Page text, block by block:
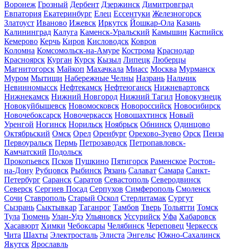
Воронеж Грозный Дербент Дзержинск Димитровград
Евпатория Екатеринбург Елец Ессентуки Железногорск
Златоуст Иваново Ижевск Иркутск Йошкар-Ола Казань
Калининград Калуга Каменск-Уральский Камышин Каспийск
Кемерово Керчь Киров Кисловодск Ковров
Коломна Комсомольск-на-Амуре Кострома Краснодар
Красноярск Курган Курск Кызыл Липецк Люберцы
Магнитогорск Майкоп Махачкала Миасс Москва Мурманск
Муром Мытищи Набережные Челны Назрань Нальчик
Невинномысск Нефтекамск Нефтеюганск Нижневартовск
Нижнекамск Нижний Новгород Нижний Тагил Новокузнецк
Новокуйбышевск Новомосковск Новороссийск Новосибирск
Новочебоксарск Новочеркасск Новошахтинск Новый
Уренгой Ногинск Норильск Ноябрьск Обнинск Одинцово
Октябрьский Омск Орел Оренбург Орехово-Зуево Орск Пенза
Первоуральск Пермь Петрозаводск Петропавловск-
Камчатский Подольск
Прокопьевск Псков Пушкино Пятигорск Раменское Ростов-
на-Дону Рубцовск Рыбинск Рязань Салават Самара Санкт-
Петербург Саранск Саратов Севастополь Северодвинск
Северск Сергиев Посад Серпухов Симферополь Смоленск
Сочи Ставрополь Старый Оскол Стерлитамак Сургут
Сызрань Сыктывкар Таганрог Тамбов Тверь Тольятти Томск
Тула Тюмень Улан-Удэ Ульяновск Уссурийск Уфа Хабаровск
Хасавюрт Химки Чебоксары Челябинск Череповец Черкесск
Чита Шахты Электросталь Элиста Энгельс Южно-Сахалинск
Якутск Ярославль